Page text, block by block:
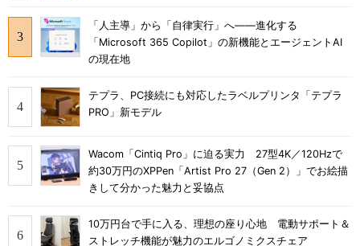
「人主導」から「自律実行」へ――進化する
「Microsoft 365 Copilot」の新機能とエージェントAI
の現在地
テプラ、PC接続にも対応したラベルプリンタ「テプラ
PRO」新モデル
Wacom「Cintiq Pro」に迫る実力 27型4K／120Hzで
約30万円のXPPen「Artist Pro 27（Gen 2）」でお絵描
きして分かった魅力と妥協点
10万円台で手に入る、理想の座り心地 電動サポート＆
ストレッチ機能が魅力のエルゴノミクスチェア